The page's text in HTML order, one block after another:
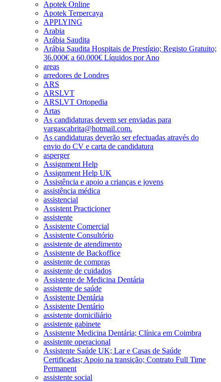
Apotek Online
Apotek Terpercaya
APPLYING
Arabia
Arábia Saudita
Arábia Saudita Hospitais de Prestígio; Registo Gratuito;
36.000€ a 60.000€ Líquidos por Ano
areas
arredores de Londres
ARS
ARSLVT
ARSLVT Ortopedia
Artas
As candidaturas devem ser enviadas para
vargascabrita@hotmail.com.
As candidaturas deverão ser efectuadas através do
envio do CV e carta de candidatura
asperger
Assignment Help
Assignment Help UK
Assistência e apoio a crianças e jovens
assistência médica
assistencial
Assistent Practicioner
assistente
Assistente Comercial
Assistente Consultório
assistente de atendimento
Assistente de Backoffice
assistente de compras
assistente de cuidados
Assistente de Medicina Dentária
assistente de saúde
Assistente Dentária
Assistente Dentário
assistente domiciliário
assistente gabinete
Assistente Medicina Dentária; Clínica em Coimbra
assistente operacional
Assistente Saúde UK; Lar e Casas de Saúde
Certificadas; Apoio na transição; Contrato Full Time
Permanent
assistente social